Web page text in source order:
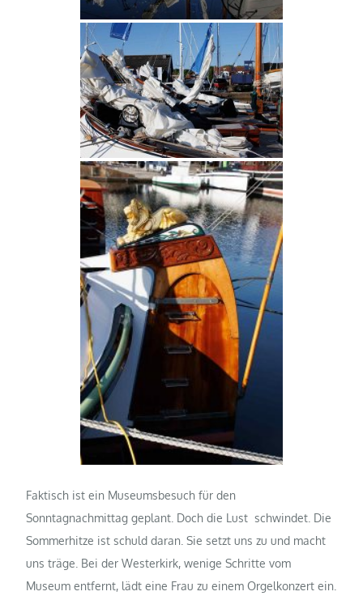
Faktisch ist ein Museumsbesuch für den
Sonntagnachmittag geplant. Doch die Lust schwindet. Die
Sommerhitze ist schuld daran. Sie setzt uns zu und macht
uns träge. Bei der Westerkirk, wenige Schritte vom
Museum entfernt, lädt eine Frau zu einem Orgelkonzert ein.